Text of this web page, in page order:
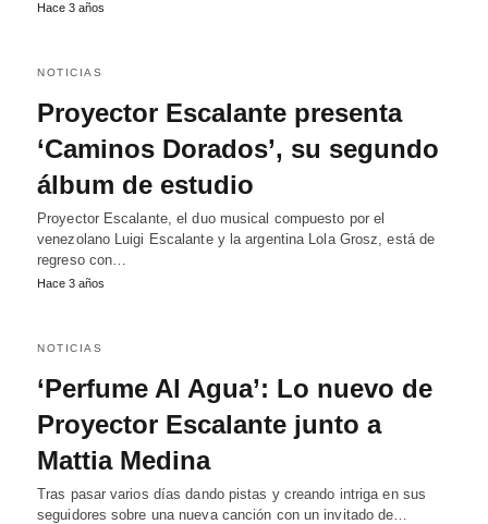
Hace 3 años
NOTICIAS
Proyector Escalante presenta
‘Caminos Dorados’, su segundo
álbum de estudio
Proyector Escalante, el duo musical compuesto por el
venezolano Luigi Escalante y la argentina Lola Grosz, está de
regreso con…
Hace 3 años
NOTICIAS
‘Perfume Al Agua’: Lo nuevo de
Proyector Escalante junto a
Mattia Medina
Tras pasar varios días dando pistas y creando intriga en sus
seguidores sobre una nueva canción con un invitado de…